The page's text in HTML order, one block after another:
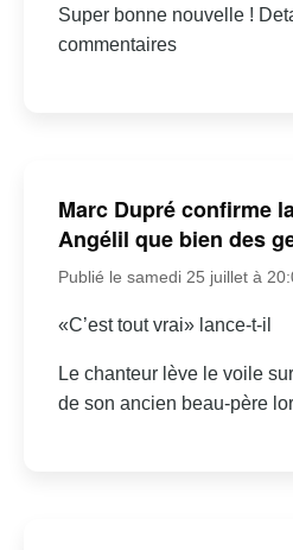
Super bonne nouvelle !
commentaires
Marc Dupré confirme
Angélil que bien des
Publié le samedi 25 juillet à
«C’est tout vrai» lance-t-il
Le chanteur lève le voile
de son ancien beau-père